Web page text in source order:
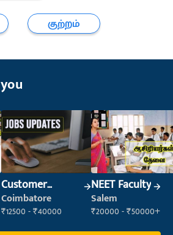
குற்றம்
Customer
Support Officer
Coimbatore
₹12500 - ₹40000
NEET Faculty
Salem
₹20000 - ₹50000+